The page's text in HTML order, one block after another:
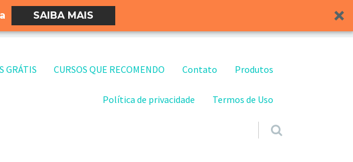
SAIBA MAIS
GRÁTIS CURSOS QUE RECOMENDO Contato Produtos
Política de privacidade Termos de Uso